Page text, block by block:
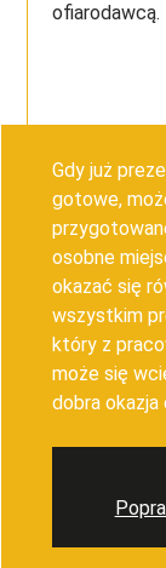
ofiarodawcą.
Gdy już
gotowe,
osobne
okazać się
wszystkim
który z
może się
dobra okazja